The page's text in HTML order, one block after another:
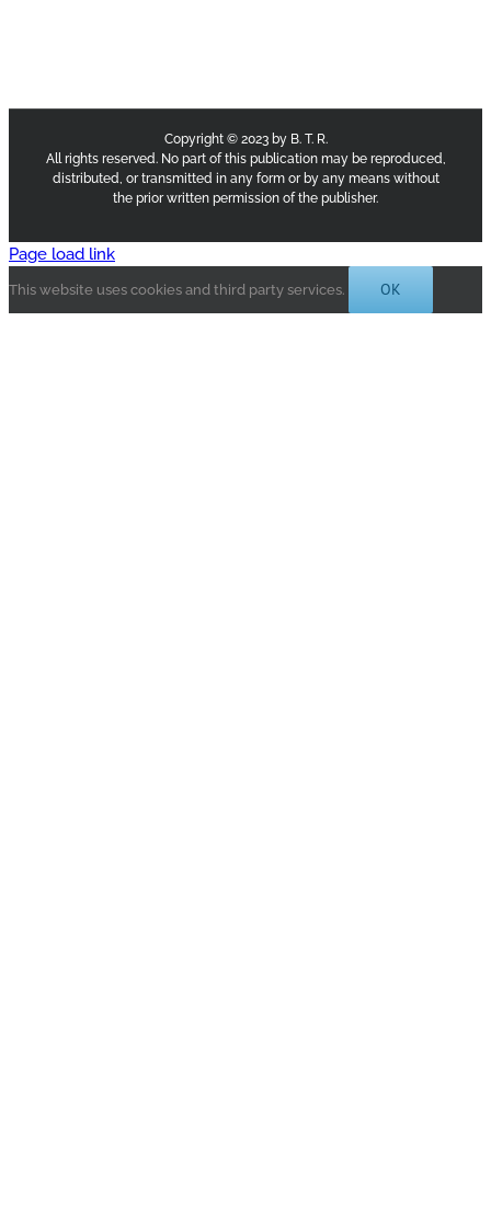
Copyright © 2023 by B. T. R.
All rights reserved. No part of this publication may be reproduced,
distributed, or transmitted in any form or by any means without
the prior written permission of the publisher.
Page load link
This website uses cookies and third party services. OK